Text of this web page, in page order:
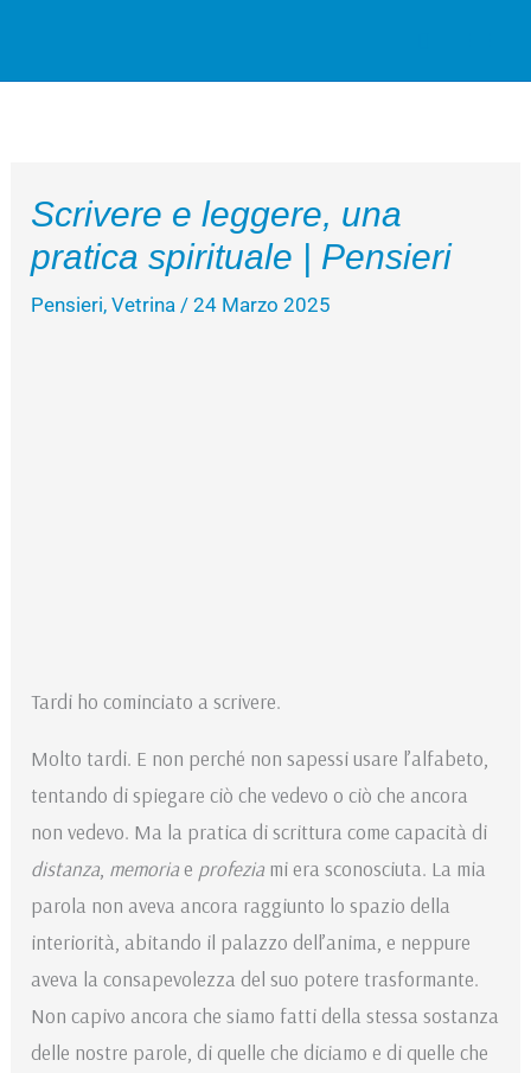
Scrivere e leggere, una
pratica spirituale | Pensieri
Pensieri,Vetrina /24 Marzo 2025
Tardi ho cominciato a scrivere.
Molto tardi. E non perché non sapessi usare l’alfabeto,
tentando di spiegare ciò che vedevo o ciò che ancora
non vedevo. Ma la pratica di scrittura come capacità di
distanza memoriae profezia mi era sconosciuta. La mia
parola non aveva ancora raggiunto lo spazio della
interiorità, abitando il palazzo dell’anima, e neppure
aveva la consapevolezza del suo potere trasformante.
Non capivo ancora che siamo fatti della stessa sostanza
delle nostre parole, di quelle che diciamo e di quelle che